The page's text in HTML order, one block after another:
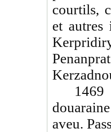
courtils,
et autres
1469 :
aveu.